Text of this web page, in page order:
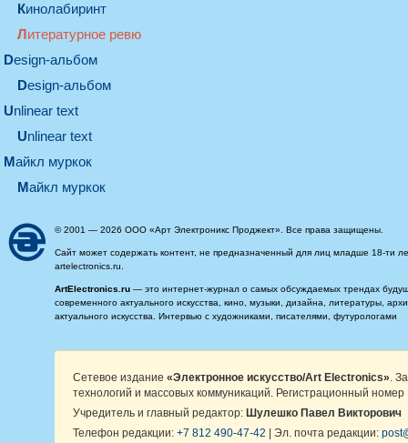
кинолабиринт
литературное ревю
design-альбом
design-альбом
unlinear text
Unlinear text
майкл муркок
майкл муркок
© 2001 — 2026 ООО «Арт Электроникс Проджект». Все права защищены.
Сайт может содержать контент, не предназначенный для лиц младше 18-ти
artelectronics.ru.
ArtElectronics.ru — это интернет-журнал о самых обсуждаемых трендах
современного актуального искусства, кино, музыки, дизайна, литературы,
актуального искусства. Интервью с художниками, писателями, футурологами
Сетевое издание «Электронное искусство/Art Electronics» .
технологий и массовых коммуникаций. Регистрационный
Учредитель и главный редактор: Шулешко Павел Викторович
Телефон редакции: +7 812 490-47-42 | Эл. почта редакции: